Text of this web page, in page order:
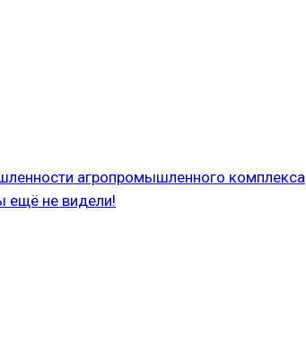
агропромышленного комплекса
ещё не видели!